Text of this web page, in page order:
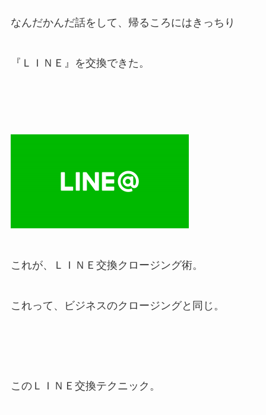
なんだかんだ話をして、帰るころにはきっちり
『ＬＩＮＥ』を交換できた。
これが、ＬＩＮＥ交換クロージング術。
これって、ビジネスのクロージングと同じ。
このＬＩＮＥ交換テクニック。